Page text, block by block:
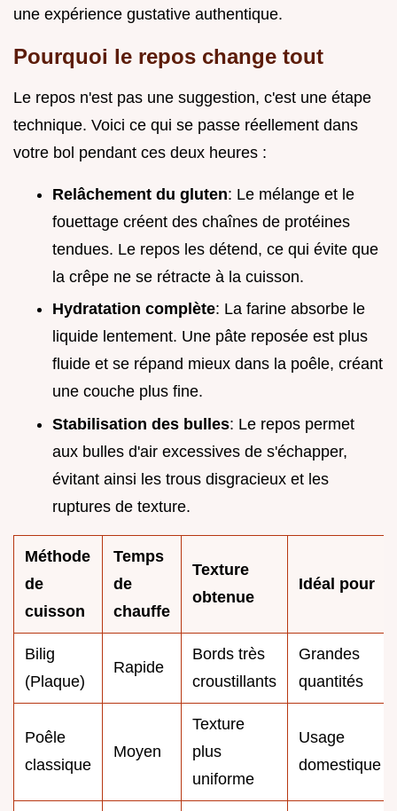
une expérience gustative authentique.
Pourquoi le repos change tout
Le repos n'est pas une suggestion, c'est une étape
technique. Voici ce qui se passe réellement dans
votre bol pendant ces deux heures :
Relâchement du gluten: Le mélange et le
fouettage créent des chaînes de protéines
tendues. Le repos les détend, ce qui évite que
la crêpe ne se rétracte à la cuisson.
Hydratation complète: La farine absorbe le
liquide lentement. Une pâte reposée est plus
fluide et se répand mieux dans la poêle, créant
une couche plus fine.
Stabilisation des bulles: Le repos permet
aux bulles d'air excessives de s'échapper,
évitant ainsi les trous disgracieux et les
ruptures de texture.
Méthode
de
cuisson
Temps
de
chauffe
Texture
obtenue
Idéal pour
Bilig
(Plaque)
Rapide
Bords très
croustillants
Grandes
quantités
Poêle
classique
Moyen
Texture
plus
uniforme
Usage
domestique